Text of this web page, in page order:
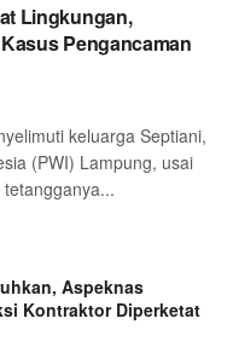
Lingkungan,
Pengancaman
keluarga Septiani,
(PWI) Lampung, usai
Aspeknas
Kontraktor Diperketat